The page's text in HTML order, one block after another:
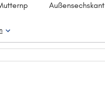
Außensechskant